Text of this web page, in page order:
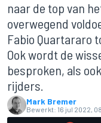
naar de top van
overwegend
Fabio Quartararo
Ook wordt de
besproken, als
rijders.
Mark Bremer
Bewerkt: 16 jul 2022,